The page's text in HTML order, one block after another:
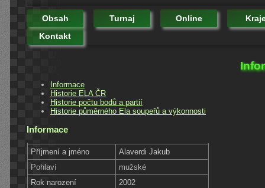
Obsah Turnaj Online
Kontakt
Informace
Historie ELA ČR
Historie počtu bodů a partií
Historie půměrného Ela soupeřů a výkonnosti
Informace
Příjmení a jméno
Alaverdi Jakub
Pohlaví
mužské
Rok narození
2002